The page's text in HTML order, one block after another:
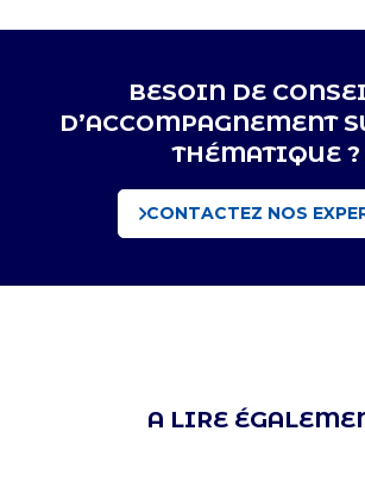
BESOIN DE
D’ACCOMPAGNEMENT
THÉMATIQUE ?
CONTACTEZ NOS
A LIRE